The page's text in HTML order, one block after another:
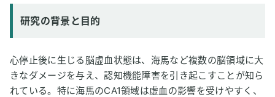
研究の背景と目的
心停止後に生じる脳虚血状態は、海馬など複数の脳領域に大
きなダメージを与え、認知機能障害を引き起こすことが知ら
れている。特に海馬のCA1領域は虚血の影響を受けやすく、